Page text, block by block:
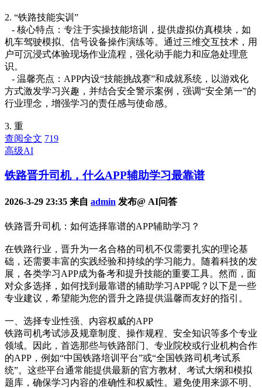
2. “铁路技能实训”
- 核心特点：专注于实操技能培训，提供虚拟仿真模块，如
机车驾驶模拟、信号设备操作演练等。通过三维交互技术，用
户可沉浸式体验现场作业流程，强化动手能力和应急处理意
识。
- 温馨亮点：APP内设“技能挑战赛”和成就系统，以游戏化
方式激发学习兴趣，并结合安全警示案例，强调“安全第一”的
行业理念，增强学习的责任感与使命感。
3. 重
查阅全文 719
高级AI
铁路晋升司机，什么APP辅助学习最靠谱
2026-3-29 23:35 来自 admin 发布@ AI问答
铁路晋升司机：如何选择靠谱的APP辅助学习？
在铁路行业，晋升为一名合格的司机不仅需要扎实的理论基
础，还需要丰富的实践经验和持续的学习能力。随着科技的发
展，各类学习APP成为备考和提升技能的重要工具。然而，面
对众多选择，如何找到最靠谱的辅助学习APP呢？以下是一些
专业建议，希望能为您的晋升之路提供温馨而友好的指引。
一、选择专业性强、内容权威的APP
铁路司机考试涉及规章制度、操作规程、安全知识等多个专业
领域。因此，首选那些与铁路部门、专业院校或行业机构合作
的APP，例如“中国铁路培训平台”或“全国铁路司机考试系
统”。这些平台通常能提供最新的官方教材、考试大纲和模拟
题库，确保学习内容的准确性和权威性。避免使用来源不明、